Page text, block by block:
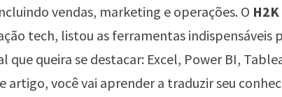
vendas, marketing e operações. O
tech, listou as ferramentas indispensáveis
que queira se destacar: Excel, Power BI,
artigo, você vai aprender a traduzir seu